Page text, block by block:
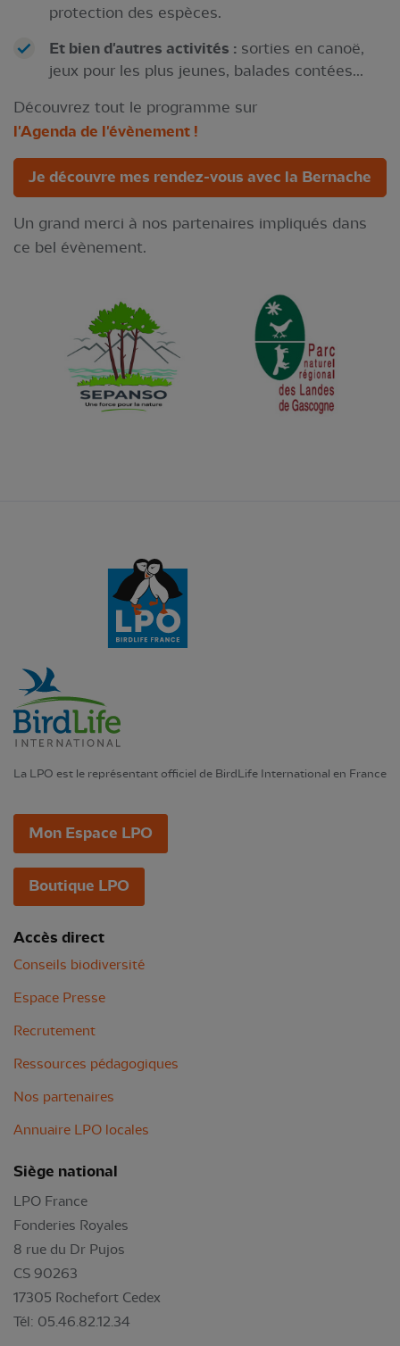
protection des espèces.
Et bien d'autres activités : sorties en canoë,
jeux pour les plus jeunes, balades contées...
Découvrez tout le programme sur
l'Agenda de l'évènement !
Je découvre mes rendez-vous avec la Bernache
Un grand merci à nos partenaires impliqués dans
ce bel évènement.
La LPO est le représentant officiel de BirdLife International en France
Mon Espace LPO
Boutique LPO
Accès direct
Conseils biodiversité
Espace Presse
Recrutement
Ressources pédagogiques
Nos partenaires
Annuaire LPO locales
Siège national
LPO France
Fonderies Royales
8 rue du Dr Pujos
CS 90263
17305 Rochefort Cedex
Tél: 05.46.82.12.34